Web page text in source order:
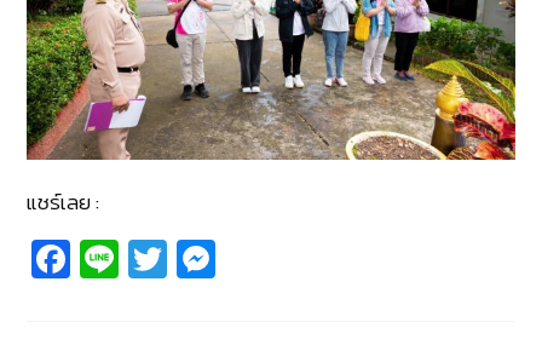
แชร์เลย :
Fa
c
Li
n
T
wi